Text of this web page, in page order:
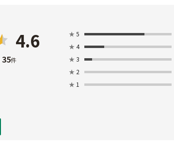
4.6
35件
★ 5
★ 4
★ 3
★ 2
★ 1